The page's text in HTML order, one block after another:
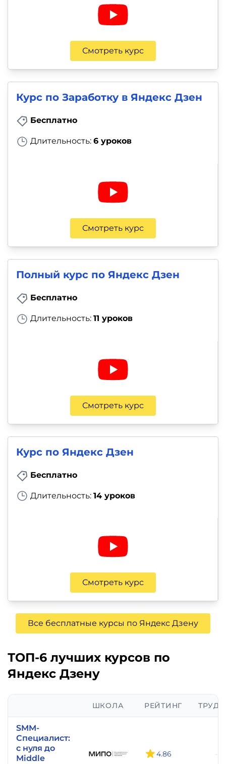
Смотреть курс
Курс по Заработку в Яндекс Дзен
Бесплатно
Длительность: 6 уроков
Смотреть курс
Полный курс по Яндекс Дзен
Бесплатно
Длительность: 11 уроков
Смотреть курс
Курс по Яндекс Дзен
Бесплатно
Длительность: 14 уроков
Смотреть курс
Все бесплатные курсы по Яндекс Дзену
ТОП-6 лучших курсов по
Яндекс Дзену
ШКОЛА РЕЙТИНГ ТРУД-
SMM-
Специалист:
c нуля до
Middle
4.86 -